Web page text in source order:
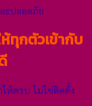
ะปลอดภัย
ทุกตัวเข้ากับ
ให้ครบ ไม่ใช่ติดตั้ง